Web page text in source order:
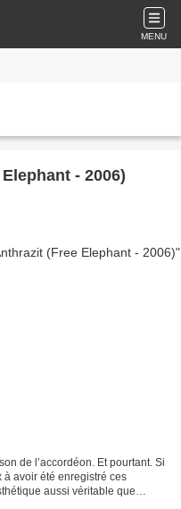
MENU
- 2006)
de l’accordéon. Et pourtant. Si
à avoir été enregistré ces
aussi véritable que